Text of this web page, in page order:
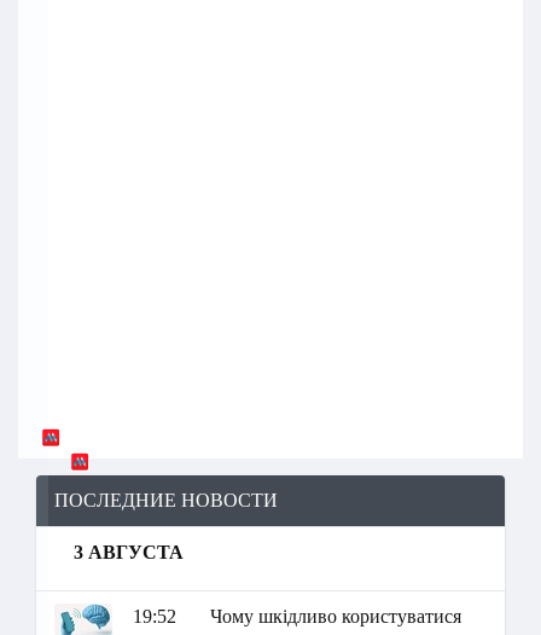
ПОСЛЕДНИЕ НОВОСТИ
3 АВГУСТА
19:52
Чому шкідливо користуватися